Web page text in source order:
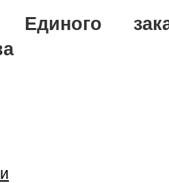
Единого